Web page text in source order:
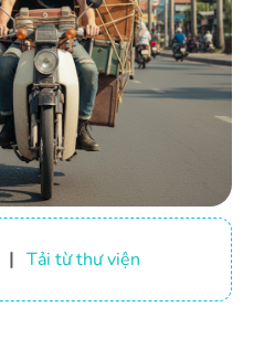
| Tải từ thư viện